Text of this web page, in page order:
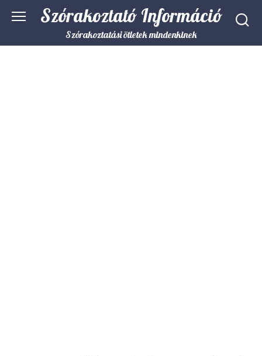
Szórakoztató Információ
Szórakoztatási ötletek mindenkinek